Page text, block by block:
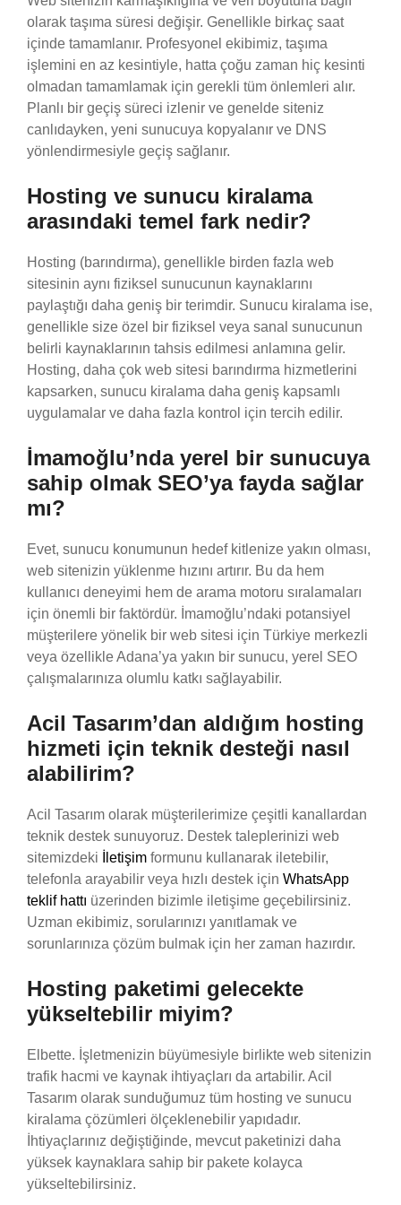
olarak taşıma süresi değişir. Genellikle birkaç saat
içinde tamamlanır. Profesyonel ekibimiz, taşıma
işlemini en az kesintiyle, hatta çoğu zaman hiç kesinti
olmadan tamamlamak için gerekli tüm önlemleri alır.
Planlı bir geçiş süreci izlenir ve genelde siteniz
canlıdayken, yeni sunucuya kopyalanır ve DNS
yönlendirmesiyle geçiş sağlanır.
Hosting ve sunucu kiralama
arasındaki temel fark nedir?
Hosting (barındırma), genellikle birden fazla web
sitesinin aynı fiziksel sunucunun kaynaklarını
paylaştığı daha geniş bir terimdir. Sunucu kiralama ise,
genellikle size özel bir fiziksel veya sanal sunucunun
belirli kaynaklarının tahsis edilmesi anlamına gelir.
Hosting, daha çok web sitesi barındırma hizmetlerini
kapsarken, sunucu kiralama daha geniş kapsamlı
uygulamalar ve daha fazla kontrol için tercih edilir.
İmamoğlu’nda yerel bir sunucuya
sahip olmak SEO’ya fayda sağlar
mı?
Evet, sunucu konumunun hedef kitlenize yakın olması,
web sitenizin yüklenme hızını artırır. Bu da hem
kullanıcı deneyimi hem de arama motoru sıralamaları
için önemli bir faktördür. İmamoğlu’ndaki potansiyel
müşterilere yönelik bir web sitesi için Türkiye merkezli
veya özellikle Adana’ya yakın bir sunucu, yerel SEO
çalışmalarınıza olumlu katkı sağlayabilir.
Acil Tasarım’dan aldığım hosting
hizmeti için teknik desteği nasıl
alabilirim?
Acil Tasarım olarak müşterilerimize çeşitli kanallardan
teknik destek sunuyoruz. Destek taleplerinizi web
sitemizdeki
İletişim formunu kullanarak iletebilir,
telefonla arayabilir veya hızlı destek için WhatsApp
teklif hattı üzerinden bizimle iletişime geçebilirsiniz.
Uzman ekibimiz, sorularınızı yanıtlamak ve
sorunlarınıza çözüm bulmak için her zaman hazırdır.
Hosting paketimi gelecekte
yükseltebilir miyim?
Elbette. İşletmenizin büyümesiyle birlikte web sitenizin
trafik hacmi ve kaynak ihtiyaçları da artabilir. Acil
Tasarım olarak sunduğumuz tüm hosting ve sunucu
kiralama çözümleri ölçeklenebilir yapıdadır.
İhtiyaçlarınız değiştiğinde, mevcut paketinizi daha
yüksek kaynaklara sahip bir pakete kolayca
yükseltebilirsiniz.